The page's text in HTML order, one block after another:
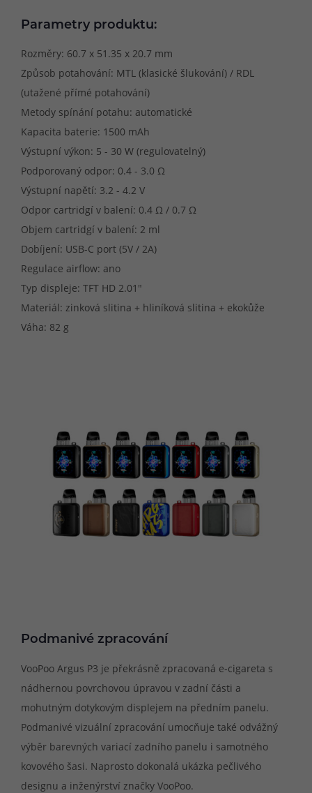
Parametry produktu:
Rozměry: 60.7 x 51.35 x 20.7 mm
Způsob potahování: MTL (klasické šlukování) / RDL
(utažené přímé potahování)
Metody spínání potahu: automatické
Kapacita baterie: 1500 mAh
Výstupní výkon: 5 - 30 W (regulovatelný)
Podporovaný odpor: 0.4 - 3.0 Ω
Výstupní napětí: 3.2 - 4.2 V
Odpor cartridgí v balení: 0.4 Ω / 0.7 Ω
Objem cartridgí v balení: 2 ml
Dobíjení: USB-C port (5V / 2A)
Regulace airflow: ano
Typ displeje: TFT HD 2.01"
Materiál: zinková slitina + hliníková slitina + ekokůže
Váha: 82 g
Podmanivé zpracování
VooPoo Argus P3 je překrásně zpracovaná e-cigareta s
nádhernou povrchovou úpravou v zadní části a
mohutným dotykovým displejem na předním panelu.
Podmanivé vizuální zpracování umocňuje také odvážný
výběr barevných variací zadního panelu i samotného
kovového šasi. Naprosto dokonalá ukázka pečlivého
designu a inženýrství značky VooPoo.